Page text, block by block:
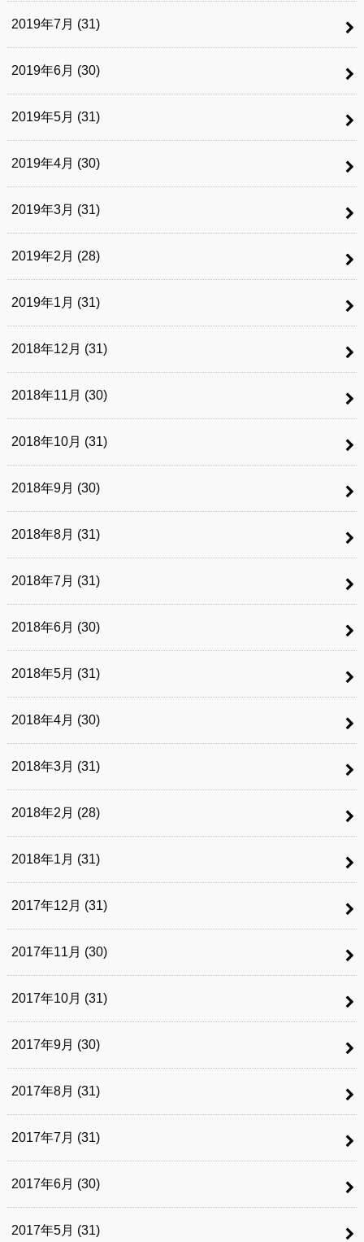
2019年7月 (31)
2019年6月 (30)
2019年5月 (31)
2019年4月 (30)
2019年3月 (31)
2019年2月 (28)
2019年1月 (31)
2018年12月 (31)
2018年11月 (30)
2018年10月 (31)
2018年9月 (30)
2018年8月 (31)
2018年7月 (31)
2018年6月 (30)
2018年5月 (31)
2018年4月 (30)
2018年3月 (31)
2018年2月 (28)
2018年1月 (31)
2017年12月 (31)
2017年11月 (30)
2017年10月 (31)
2017年9月 (30)
2017年8月 (31)
2017年7月 (31)
2017年6月 (30)
2017年5月 (31)